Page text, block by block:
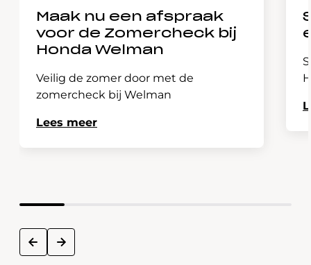
Maak nu een afspraak
voor de Zomercheck bij
Honda Welman
Veilig de zomer door met de
zomercheck bij Welman
Lees meer
prev next